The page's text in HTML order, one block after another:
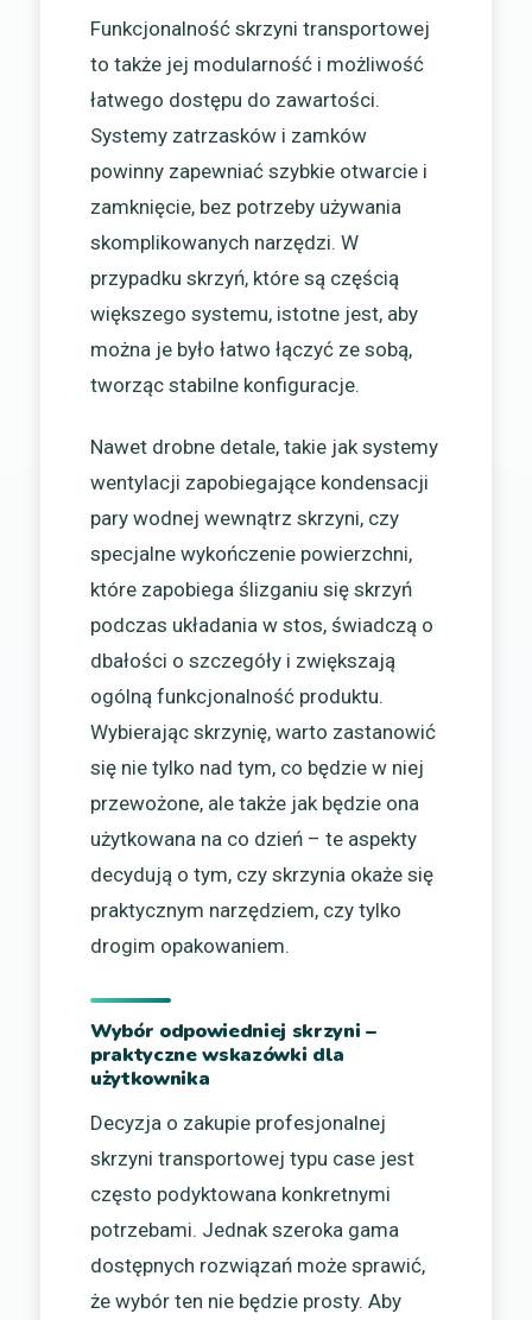
Funkcjonalność skrzyni transportowej
to także jej modularność i możliwość
łatwego dostępu do zawartości.
Systemy zatrzasków i zamków
powinny zapewniać szybkie otwarcie i
zamknięcie, bez potrzeby używania
skomplikowanych narzędzi. W
przypadku skrzyń, które są częścią
większego systemu, istotne jest, aby
można je było łatwo łączyć ze sobą,
tworząc stabilne konfiguracje.
Nawet drobne detale, takie jak systemy
wentylacji zapobiegające kondensacji
pary wodnej wewnątrz skrzyni, czy
specjalne wykończenie powierzchni,
które zapobiega ślizganiu się skrzyń
podczas układania w stos, świadczą o
dbałości o szczegóły i zwiększają
ogólną funkcjonalność produktu.
Wybierając skrzynię, warto zastanowić
się nie tylko nad tym, co będzie w niej
przewożone, ale także jak będzie ona
użytkowana na co dzień – te aspekty
decydują o tym, czy skrzynia okaże się
praktycznym narzędziem, czy tylko
drogim opakowaniem.
Wybór odpowiedniej skrzyni –
praktyczne wskazówki dla
użytkownika
Decyzja o zakupie profesjonalnej
skrzyni transportowej typu case jest
często podyktowana konkretnymi
potrzebami. Jednak szeroka gama
dostępnych rozwiązań może sprawić,
że wybór ten nie będzie prosty. Aby